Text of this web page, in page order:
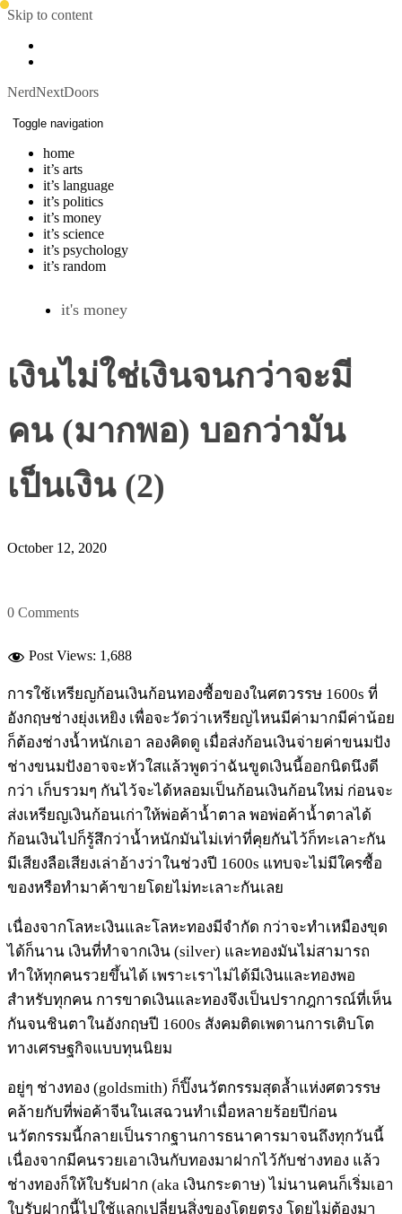
Skip to content
NerdNextDoors
Toggle navigation
home
it’s arts
it’s language
it’s politics
it’s money
it’s science
it’s psychology
it’s random
it's money
เงินไม่ใช่เงินจนกว่าจะมี
คน (มากพอ) บอกว่ามัน
เป็นเงิน (2)
October 12, 2020
0 Comments
Post Views: 1,688
การใช้เหรียญก้อนเงินก้อนทองซื้อของในศตวรรษ 1600s ที่
อังกฤษช่างยุ่งเหยิง เพื่อจะวัดว่าเหรียญไหนมีค่ามากมีค่าน้อย
ก็ต้องช่างน้ำหนักเอา ลองคิดดู เมื่อส่งก้อนเงินจ่ายค่าขนมปัง
ช่างขนมปังอาจจะหัวใสแล้วพูดว่าฉันขูดเงินนี้ออกนิดนึงดี
กว่า เก็บรวมๆ กันไว้จะได้หลอมเป็นก้อนเงินก้อนใหม่ ก่อนจะ
ส่งเหรียญเงินก้อนเก่าให้พ่อค้าน้ำตาล พอพ่อค้าน้ำตาลได้
ก้อนเงินไปก็รู้สึกว่าน้ำหนักมันไม่เท่าที่คุยกันไว้ก็ทะเลาะกัน
มีเสียงลือเสียงเล่าอ้างว่าในช่วงปี 1600s แทบจะไม่มีใครซื้อ
ของหรือทำมาค้าขายโดยไม่ทะเลาะกันเลย
เนื่องจากโลหะเงินและโลหะทองมีจำกัด กว่าจะทำเหมืองขุด
ได้ก็นาน เงินที่ทำจากเงิน (silver) และทองมันไม่สามารถ
ทำให้ทุกคนรวยขึ้นได้ เพราะเราไม่ได้มีเงินและทองพอ
สำหรับทุกคน การขาดเงินและทองจึงเป็นปรากฎการณ์ที่เห็น
กันจนชินตาในอังกฤษปี 1600s สังคมติดเพดานการเติบโต
ทางเศรษฐกิจแบบทุนนิยม
อยู่ๆ ช่างทอง (goldsmith) ก็ปิ๊งนวัตกรรมสุดล้ำแห่งศตวรรษ
คล้ายกับที่พ่อค้าจีนในเสฉวนทำเมื่อหลายร้อยปีก่อน
นวัตกรรมนี้กลายเป็นรากฐานการธนาคารมาจนถึงทุกวันนี้
เนื่องจากมีคนรวยเอาเงินกับทองมาฝากไว้กับช่างทอง แล้ว
ช่างทองก็ให้ใบรับฝาก (aka เงินกระดาษ) ไม่นานคนก็เริ่มเอา
ใบรับฝากนี้ไปใช้แลกเปลี่ยนสิ่งของโดยตรง โดยไม่ต้องมา